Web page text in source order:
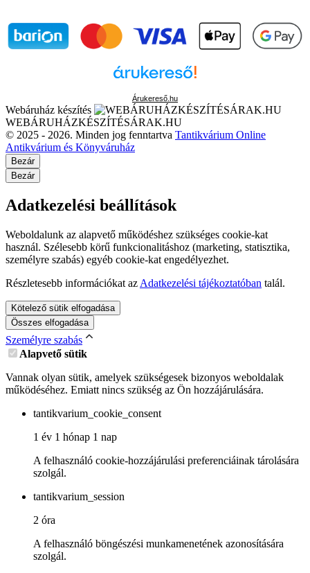
Árukereső.hu
Webáruház készítés
WEBÁRUHÁZKÉSZÍTÉSÁRAK.HU
© 2025 - 2026. Minden jog fenntartva Tantikvárium Online
Antikvárium és Könyváruház
Bezár
Bezár
Adatkezelési beállítások
Weboldalunk az alapvető működéshez szükséges cookie-kat
használ. Szélesebb körű funkcionalitáshoz (marketing, statisztika,
személyre szabás) egyéb cookie-kat engedélyezhet.
Részletesebb információkat az Adatkezelési tájékoztatóban talál.
Kötelező sütik elfogadása
Összes elfogadása
Személyre szabás
Alapvető sütik
Vannak olyan sütik, amelyek szükségesek bizonyos weboldalak
működéséhez. Emiatt nincs szükség az Ön hozzájárulására.
tantikvarium_cookie_consent
1 év 1 hónap 1 nap
A felhasználó cookie-hozzájárulási preferenciáinak tárolására
szolgál.
tantikvarium_session
2 óra
A felhasználó böngészési munkamenetének azonosítására
szolgál.